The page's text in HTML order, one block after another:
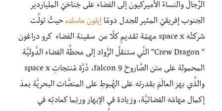
الرِّجالُ والنِّساءُ الأميركيون إلى الفضاء على جَناحَيّ الملياردير
الجنوب إفريقيّ المثير للجدل دومًا إيلون ماسك، حيثُ تولَّت
شركتُه space x مهمّة تقديمِ كلًا من سفينة الفضاء كرو دراغون
” Crew Dragon” التَّي ستنقلُ الرُّواد إلى محطَّة الفضاء الدَّوليَّة
المحمولة على متن الصَّاروخ falcon 9، دُرَّة مُنتجاتِ space x
والذَّي بهرَ العالَمَ بقدرتِه على الهُبوطِ على المنصَّات البحريَّة بعدَ
إكمال مهامّه الفضائيَّة، وزيادة في الإبهار وربّما كعادتِه في